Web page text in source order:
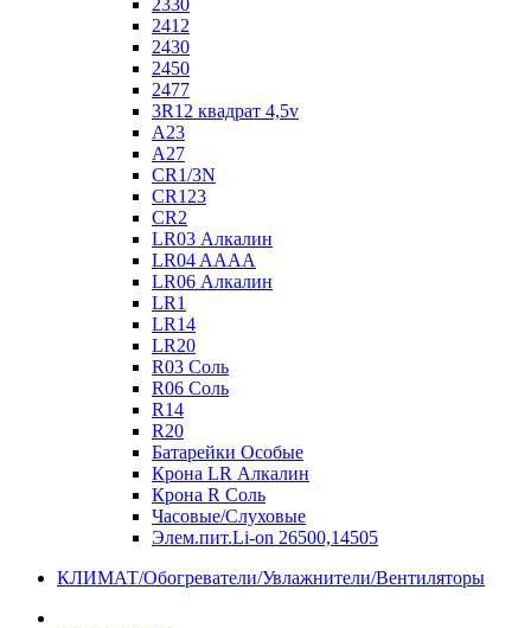
2330
2412
2430
2450
2477
3R12 квадрат 4,5v
A23
A27
CR1/3N
CR123
CR2
LR03 Алкалин
LR04 AAAA
LR06 Алкалин
LR1
LR14
LR20
R03 Соль
R06 Соль
R14
R20
Батарейки Особые
Крона LR Алкалин
Крона R Соль
Часовые/Слуховые
Элем.пит.Li-on 26500,14505
КЛИМАТ/Обогреватели/Увлажнители/Вентиляторы